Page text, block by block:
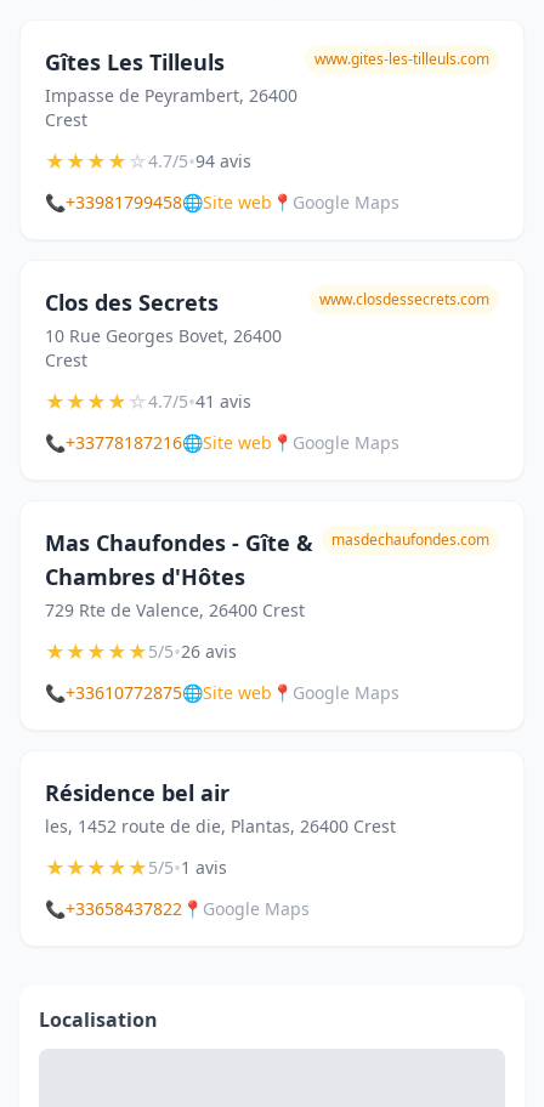
Gîtes Les Tilleuls
Impasse de Peyrambert, 26400
Crest
www.gites-les-tilleuls.com
★★★★☆4.7/5•94 avis
📞+33981799458🌐Site web 📍 Google Maps
Clos des Secrets
10 Rue Georges Bovet, 26400
Crest
www.closdessecrets.com
★★★★☆4.7/5•41 avis
📞+33778187216🌐Site web 📍 Google Maps
Mas Chaufondes - Gîte &
Chambres d'Hôtes
729 Rte de Valence, 26400 Crest
masdechaufondes.com
★★★★★5/5•26 avis
📞+33610772875🌐Site web 📍 Google Maps
Résidence bel air
les, 1452 route de die, Plantas, 26400 Crest
★★★★★5/5•1 avis
📞+33658437822 📍 Google Maps
Localisation